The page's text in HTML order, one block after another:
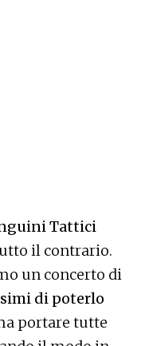
Tattici
il contrario.
un concerto di
di poterlo
portare tutte